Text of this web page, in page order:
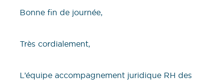
Bonne fin de journée,
​Très cordialement,
L’équipe accompagnement juridique RH des